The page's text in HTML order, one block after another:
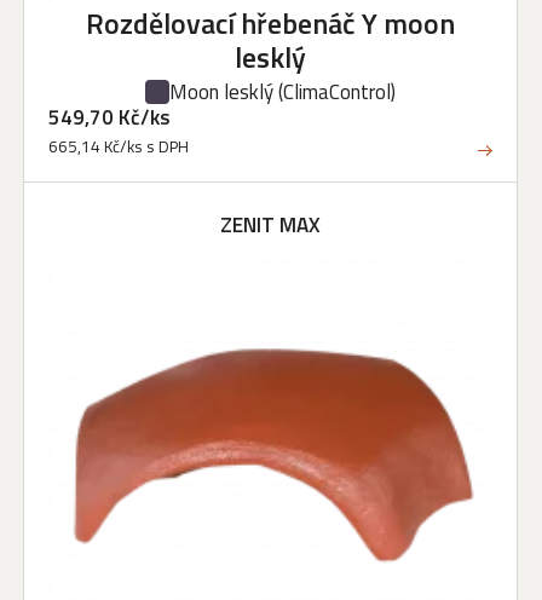
Rozdělovací hřebenáč Y moon
lesklý
Moon lesklý(ClimaControl)
549,70 Kč/ks
665,14 Kč/ks s DPH
ZENIT MAX